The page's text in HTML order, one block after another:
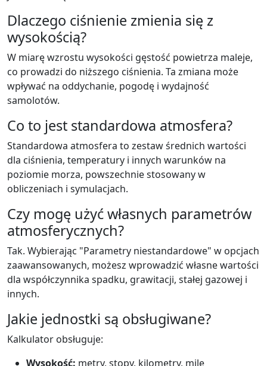
Dlaczego ciśnienie zmienia się z
wysokością?
W miarę wzrostu wysokości gęstość powietrza maleje,
co prowadzi do niższego ciśnienia. Ta zmiana może
wpływać na oddychanie, pogodę i wydajność
samolotów.
Co to jest standardowa atmosfera?
Standardowa atmosfera to zestaw średnich wartości
dla ciśnienia, temperatury i innych warunków na
poziomie morza, powszechnie stosowany w
obliczeniach i symulacjach.
Czy mogę użyć własnych parametrów
atmosferycznych?
Tak. Wybierając "Parametry niestandardowe" w opcjach
zaawansowanych, możesz wprowadzić własne wartości
dla współczynnika spadku, grawitacji, stałej gazowej i
innych.
Jakie jednostki są obsługiwane?
Kalkulator obsługuje:
Wysokość: metry, stopy, kilometry, mile